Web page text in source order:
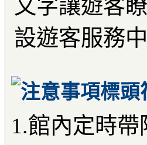
文字讓遊客
設遊客服務
1.館內定時